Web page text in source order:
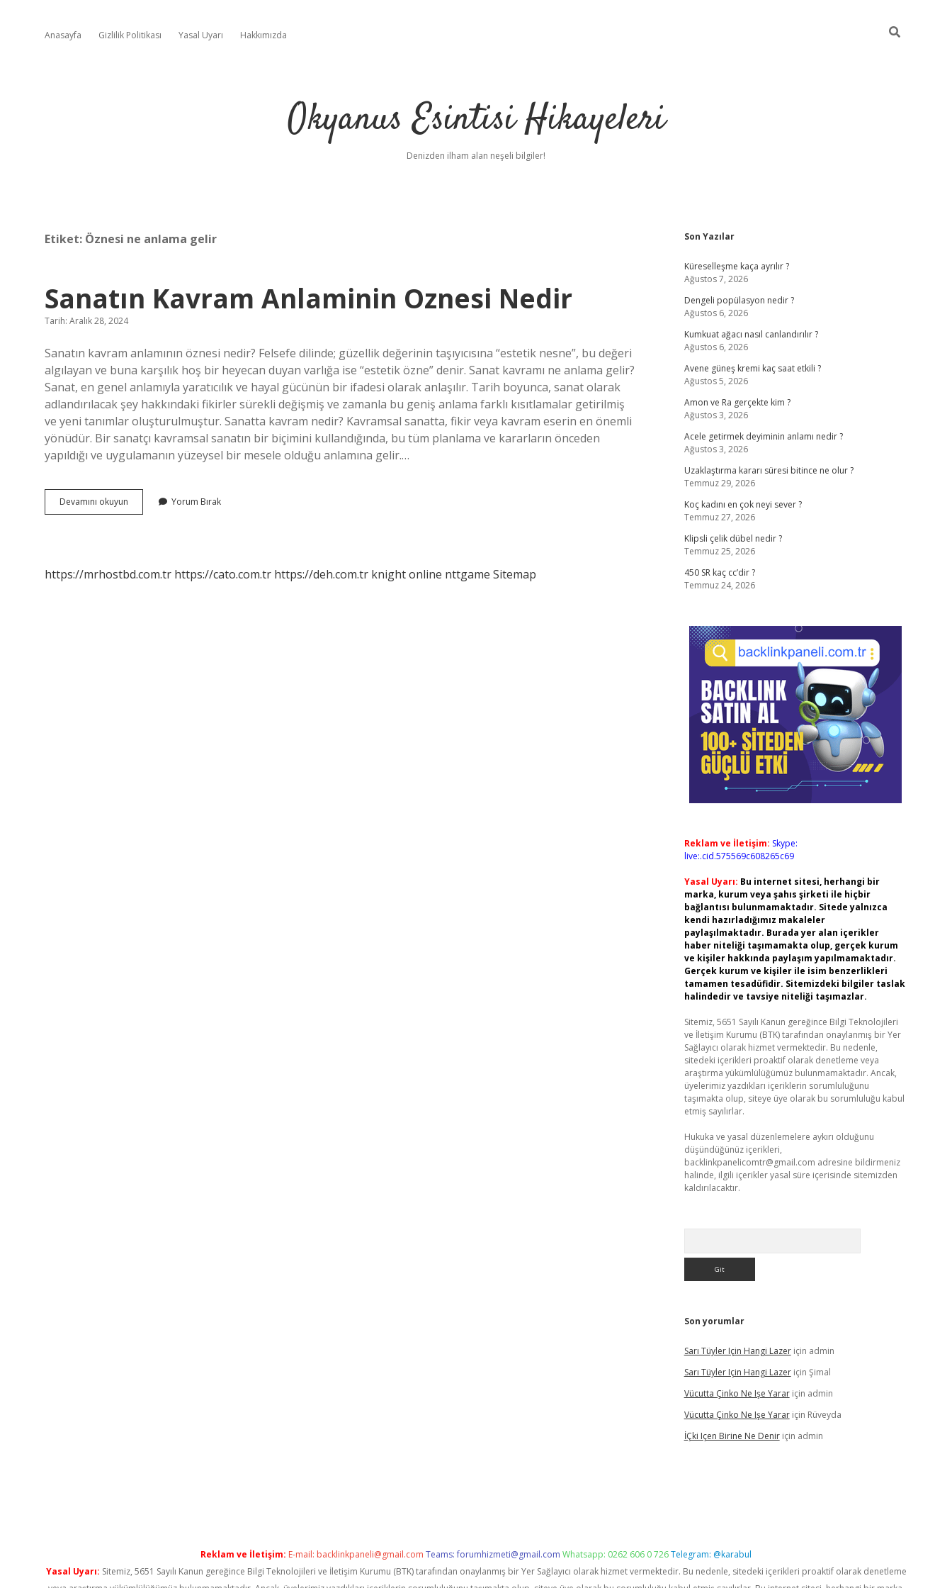
Anasayfa Gizlilik Politikası Yasal Uyarı Hakkımızda
Okyanus Esintisi Hikayeleri
Denizden ilham alan neşeli bilgiler!
Etiket: Öznesi ne anlama gelir
Sanatın Kavram Anlaminin Oznesi Nedir
Tarih: Aralık 28, 2024
Sanatın kavram anlamının öznesi nedir? Felsefe dilinde; güzellik değerinin taşıyıcısına “estetik nesne”, bu değeri
algılayan ve buna karşılık hoş bir heyecan duyan varlığa ise “estetik özne” denir. Sanat kavramı ne anlama gelir?
Sanat, en genel anlamıyla yaratıcılık ve hayal gücünün bir ifadesi olarak anlaşılır. Tarih boyunca, sanat olarak
adlandırılacak şey hakkındaki fikirler sürekli değişmiş ve zamanla bu geniş anlama farklı kısıtlamalar getirilmiş
ve yeni tanımlar oluşturulmuştur. Sanatta kavram nedir? Kavramsal sanatta, fikir veya kavram eserin en önemli
yönüdür. Bir sanatçı kavramsal sanatın bir biçimini kullandığında, bu tüm planlama ve kararların önceden
yapıldığı ve uygulamanın yüzeysel bir mesele olduğu anlamına gelir.…
Devamını okuyun
Kavram
Yorum Bırak
https://mrhostbd.com.tr https://cato.com.tr https://deh.com.tr knight online nttgame Sitemap
Sidebar
Son Yazılar
Küreselleşme kaça ayrılır ?
Ağustos 7, 2026
Dengeli popülasyon nedir ?
Ağustos 6, 2026
Kumkuat ağacı nasıl canlandırılır ?
Ağustos 6, 2026
Avene güneş kremi kaç saat etkili ?
Ağustos 5, 2026
Amon ve Ra gerçekte kim ?
Ağustos 3, 2026
Acele getirmek deyiminin anlamı nedir ?
Ağustos 3, 2026
Uzaklaştırma kararı süresi bitince ne olur ?
Temmuz 29, 2026
Koç kadını en çok neyi sever ?
Temmuz 27, 2026
Klipsli çelik dübel nedir ?
Temmuz 25, 2026
450 SR kaç cc’dir ?
Temmuz 24, 2026
Reklam ve İletişim: Skype:
live:.cid.575569c608265c69
Yasal Uyarı: Bu internet sitesi, herhangi bir
marka, kurum veya şahıs şirketi ile hiçbir
bağlantısı bulunmamaktadır. Sitede yalnızca
kendi hazırladığımız makaleler
paylaşılmaktadır. Burada yer alan içerikler
haber niteliği taşımamakta olup, gerçek kurum
ve kişiler hakkında paylaşım yapılmamaktadır.
Gerçek kurum ve kişiler ile isim benzerlikleri
tamamen tesadüfidir. Sitemizdeki bilgiler taslak
halindedir ve tavsiye niteliği taşımazlar.
Sitemiz, 5651 Sayılı Kanun gereğince Bilgi Teknolojileri
ve İletişim Kurumu (BTK) tarafından onaylanmış bir Yer
Sağlayıcı olarak hizmet vermektedir. Bu nedenle,
sitedeki içerikleri proaktif olarak denetleme veya
araştırma yükümlülüğümüz bulunmamaktadır. Ancak,
üyelerimiz yazdıkları içeriklerin sorumluluğunu
taşımakta olup, siteye üye olarak bu sorumluluğu kabul
etmiş sayılırlar.
Hukuka ve yasal düzenlemelere aykırı olduğunu
düşündüğünüz içerikleri,
backlinkpanelicomtr@gmail.com adresine bildirmeniz
halinde, ilgili içerikler yasal süre içerisinde sitemizden
kaldırılacaktır.
Son yorumlar
Sarı Tüyler Için Hangi Lazeriçin admin
Sarı Tüyler Için Hangi Lazeriçin Şimal
Vücutta Çinko Ne Işe Yarariçin admin
Vücutta Çinko Ne Işe Yarariçin Rüveyda
İÇki Içen Birine Ne Deniriçin admin
Reklam ve İletişim: E-mail: backlinkpaneli@gmail.com Teams:forumhizmeti@gmail.com Whatsapp: 0262 606 0 726Telegram: @karabul
Yasal Uyarı: Sitemiz, 5651 Sayılı Kanun gereğince Bilgi Teknolojileri ve İletişim Kurumu (BTK) tarafından onaylanmış bir Yer Sağlayıcı olarak hizmet vermektedir. Bu nedenle, sitedeki içerikleri proaktif olarak denetleme